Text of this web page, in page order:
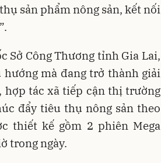
sản phẩm nông sản, kết nối
Sở Công Thương tỉnh Gia Lai,
mà đang trở thành giải
hợp tác xã tiếp cận thị trường
đẩy tiêu thụ nông sản theo
thiết kế gồm 2 phiên Mega
trong ngày.